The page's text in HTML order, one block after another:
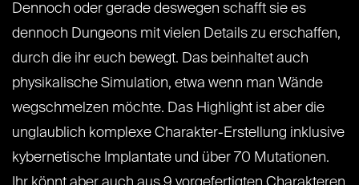
Dennoch oder gerade deswegen schafft sie es
dennoch Dungeons mit vielen Details zu erschaffen,
durch die ihr euch bewegt. Das beinhaltet auch
physikalische Simulation, etwa wenn man Wände
wegschmelzen möchte. Das Highlight ist aber die
unglaublich komplexe Charakter-Erstellung inklusive
kybernetische Implantate und über 70 Mutationen.